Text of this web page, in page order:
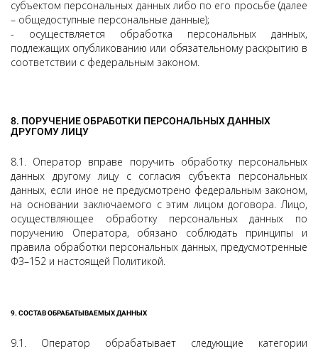
субъектом персональных данных либо по его просьбе (далее
– общедоступные персональные данные);
- осуществляется обработка персональных данных,
подлежащих опубликованию или обязательному раскрытию в
соответствии с федеральным законом.
8. ПОРУЧЕНИЕ ОБРАБОТКИ ПЕРСОНАЛЬНЫХ ДАННЫХ
ДРУГОМУ ЛИЦУ
8.1. Оператор вправе поручить обработку персональных
данных другому лицу с согласия субъекта персональных
данных, если иное не предусмотрено федеральным законом,
на основании заключаемого с этим лицом договора. Лицо,
осуществляющее обработку персональных данных по
поручению Оператора, обязано соблюдать принципы и
правила обработки персональных данных, предусмотренные
ФЗ–152 и настоящей Политикой.
9. СОСТАВ ОБРАБАТЫВАЕМЫХ ДАННЫХ
9.1. Оператор обрабатывает следующие категории